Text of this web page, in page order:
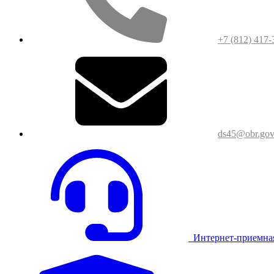
+7 (812) 417-
Интернет-